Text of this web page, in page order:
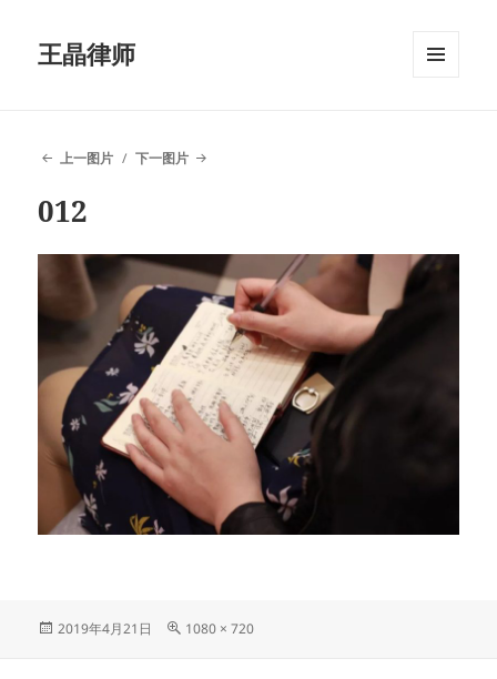
王晶律师
上一图片 下一图片
012
发
2019年4月21日
原
1080 × 720